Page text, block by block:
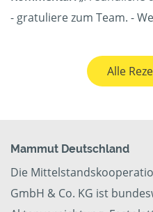
- gratuliere zum Team. -
Alle
Mammut Deutschland
Die
GmbH & Co. KG ist